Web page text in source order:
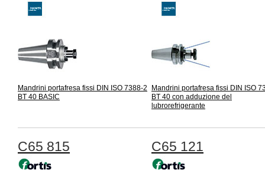
Mandrini portafresa fissi DIN ISO 7388-2
BT 40 BASIC
Mandrini portafresa fissi DIN ISO
BT 40 con adduzione del
lubrorefrigerante
C65 815 C65 121